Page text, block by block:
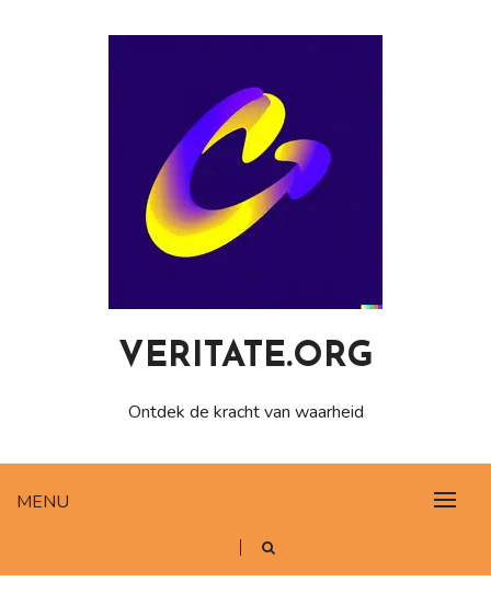
MENU
VERITATE.ORG
Ontdek de kracht van waarheid